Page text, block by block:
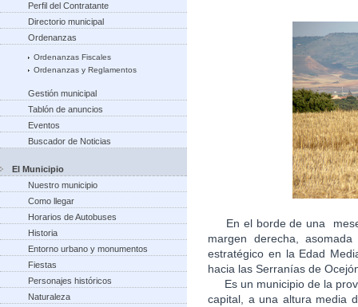
Perfil del Contratante
Directorio municipal
Ordenanzas
Ordenanzas Fiscales
Ordenanzas y Reglamentos
Gestión municipal
Tablón de anuncios
Eventos
Buscador de Noticias
El Municipio
Nuestro municipio
Como llegar
Horarios de Autobuses
Historia
Entorno urbano y monumentos
Fiestas
Personajes históricos
Naturaleza
En el borde de una
margen derecha,
estratégico en la Edad
hacia las Serranías de
Es un municipio de la
capital, a una altura media